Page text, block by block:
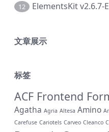
12 ElementsKit v2.6.7-
文章展示
标签
ACF Frontend
Agatha Agria Altesa Amino
Carefuse Cariotels Carveo Cleanco